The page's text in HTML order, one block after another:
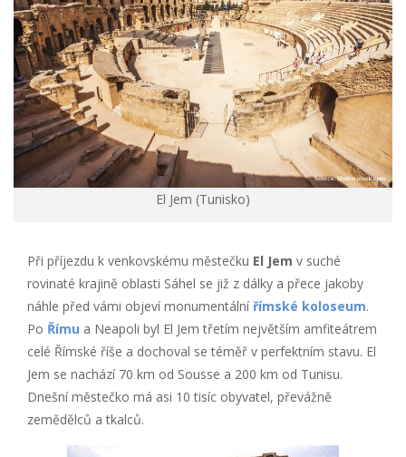
El Jem (Tunisko)
Při příjezdu k venkovskému městečku El Jem v suché
rovinaté krajině oblasti Sáhel se již z dálky a přece jakoby
náhle před vámi objeví monumentálnířímské koloseum.
Po Římu a Neapoli byl El Jem třetím největším amfiteátrem
celé Římské říše a dochoval se téměř v perfektním stavu. El
Jem se nachází 70 km od Sousse a 200 km od Tunisu.
Dnešní městečko má asi 10 tisíc obyvatel, převážně
zemědělců a tkalců.